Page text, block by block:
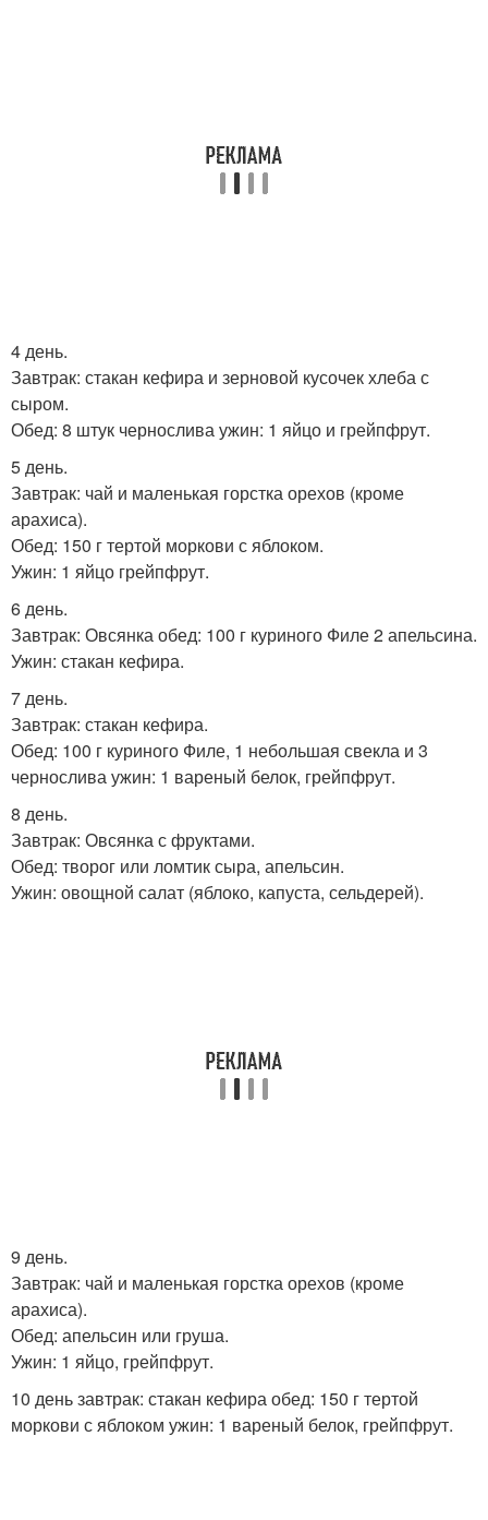
4 день.
Завтрак: стакан кефира и зерновой кусочек хлеба с
сыром.
Обед: 8 штук чернослива ужин: 1 яйцо и грейпфрут.
5 день.
Завтрак: чай и маленькая горстка орехов (кроме
арахиса).
Обед: 150 г тертой моркови с яблоком.
Ужин: 1 яйцо грейпфрут.
6 день.
Завтрак: Овсянка обед: 100 г куриного Филе 2 апельсина.
Ужин: стакан кефира.
7 день.
Завтрак: стакан кефира.
Обед: 100 г куриного Филе, 1 небольшая свекла и 3
чернослива ужин: 1 вареный белок, грейпфрут.
8 день.
Завтрак: Овсянка с фруктами.
Обед: творог или ломтик сыра, апельсин.
Ужин: овощной салат (яблоко, капуста, сельдерей).
9 день.
Завтрак: чай и маленькая горстка орехов (кроме
арахиса).
Обед: апельсин или груша.
Ужин: 1 яйцо, грейпфрут.
10 день завтрак: стакан кефира обед: 150 г тертой
моркови с яблоком ужин: 1 вареный белок, грейпфрут.